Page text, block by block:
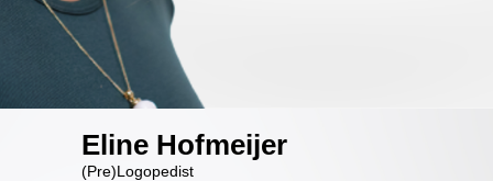
Eline Hofmeijer
(Pre)Logopedist